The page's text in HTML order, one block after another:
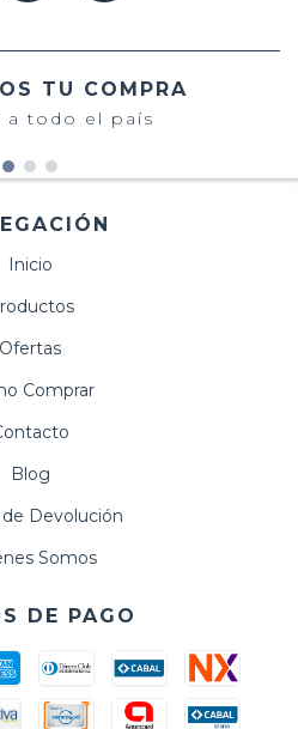
TU COMPRA
a todo el país
Inicio
Ofertas
Comprar
Blog
Devolución
Somos
DE PAGO